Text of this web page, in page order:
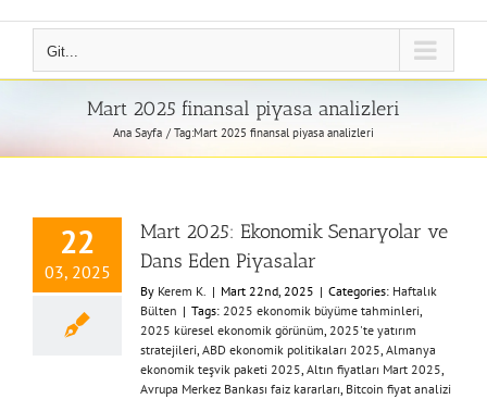
Git...
​Mart 2025 finansal piyasa analizleri​
Ana Sayfa Tag:​Mart 2025 finansal piyasa analizleri​
22
03, 2025
Mart 2025: Ekonomik Senaryolar ve
Dans Eden Piyasalar
By Kerem K. | Mart 22nd, 2025 | Categories: Haftalık
Bülten | Tags: ​2025 ekonomik büyüme tahminleri​,
2025 küresel ekonomik görünüm​, ​2025'te yatırım
stratejileri​, ​ABD ekonomik politikaları 2025​, ​Almanya
ekonomik teşvik paketi 2025​, ​Altın fiyatları Mart 2025​,
Avrupa Merkez Bankası faiz kararları​, ​Bitcoin fiyat analizi